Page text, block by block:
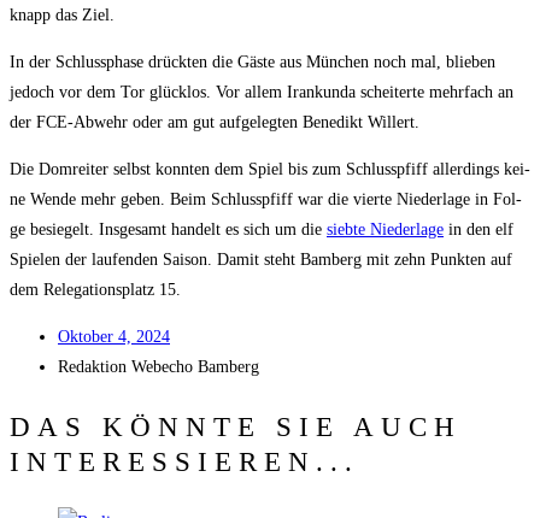
knapp das Ziel.
In der Schluss­pha­se drück­ten die Gäs­te aus Mün­chen noch mal, blie­ben
jedoch vor dem Tor glück­los. Vor allem Iran­kun­da schei­ter­te mehr­fach an
der FCE-Abwehr oder am gut auf­ge­leg­ten Bene­dikt Willert.
Die Dom­rei­ter selbst konn­ten dem Spiel bis zum Schluss­pfiff aller­dings kei­
ne Wen­de mehr geben. Beim Schluss­pfiff war die vier­te Nie­der­la­ge in Fol­
ge besie­gelt. Ins­ge­samt han­delt es sich um die sieb­te Nie­der­la­ge in den elf
Spie­len der lau­fen­den Sai­son. Damit steht Bam­berg mit zehn Punk­ten auf
dem Rele­ga­ti­ons­platz 15.
Okto­ber 4, 2024
Redak­ti­on Web­echo Bamberg
DAS KÖNNTE SIE AUCH
INTERESSIEREN...